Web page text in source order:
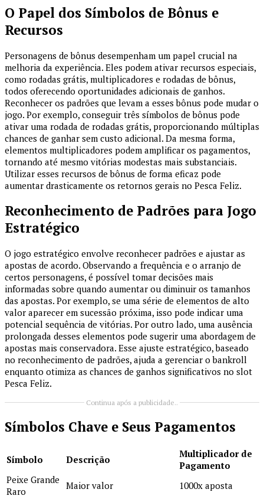
O Papel dos Símbolos de Bônus e
Recursos
Personagens de bônus desempenham um papel crucial na
melhoria da experiência. Eles podem ativar recursos especiais,
como rodadas grátis, multiplicadores e rodadas de bônus,
todos oferecendo oportunidades adicionais de ganhos.
Reconhecer os padrões que levam a esses bônus pode mudar o
jogo. Por exemplo, conseguir três símbolos de bônus pode
ativar uma rodada de rodadas grátis, proporcionando múltiplas
chances de ganhar sem custo adicional. Da mesma forma,
elementos multiplicadores podem amplificar os pagamentos,
tornando até mesmo vitórias modestas mais substanciais.
Utilizar esses recursos de bônus de forma eficaz pode
aumentar drasticamente os retornos gerais no Pesca Feliz.
Reconhecimento de Padrões para Jogo
Estratégico
O jogo estratégico envolve reconhecer padrões e ajustar as
apostas de acordo. Observando a frequência e o arranjo de
certos personagens, é possível tomar decisões mais
informadas sobre quando aumentar ou diminuir os tamanhos
das apostas. Por exemplo, se uma série de elementos de alto
valor aparecer em sucessão próxima, isso pode indicar uma
potencial sequência de vitórias. Por outro lado, uma ausência
prolongada desses elementos pode sugerir uma abordagem de
apostas mais conservadora. Esse ajuste estratégico, baseado
no reconhecimento de padrões, ajuda a gerenciar o bankroll
enquanto otimiza as chances de ganhos significativos no slot
Pesca Feliz.
Continua após a publicidade..
Símbolos Chave e Seus Pagamentos
Símbolo Descrição
Multiplicador de
Pagamento
Peixe Grande
Raro
Maior valor 1000x aposta